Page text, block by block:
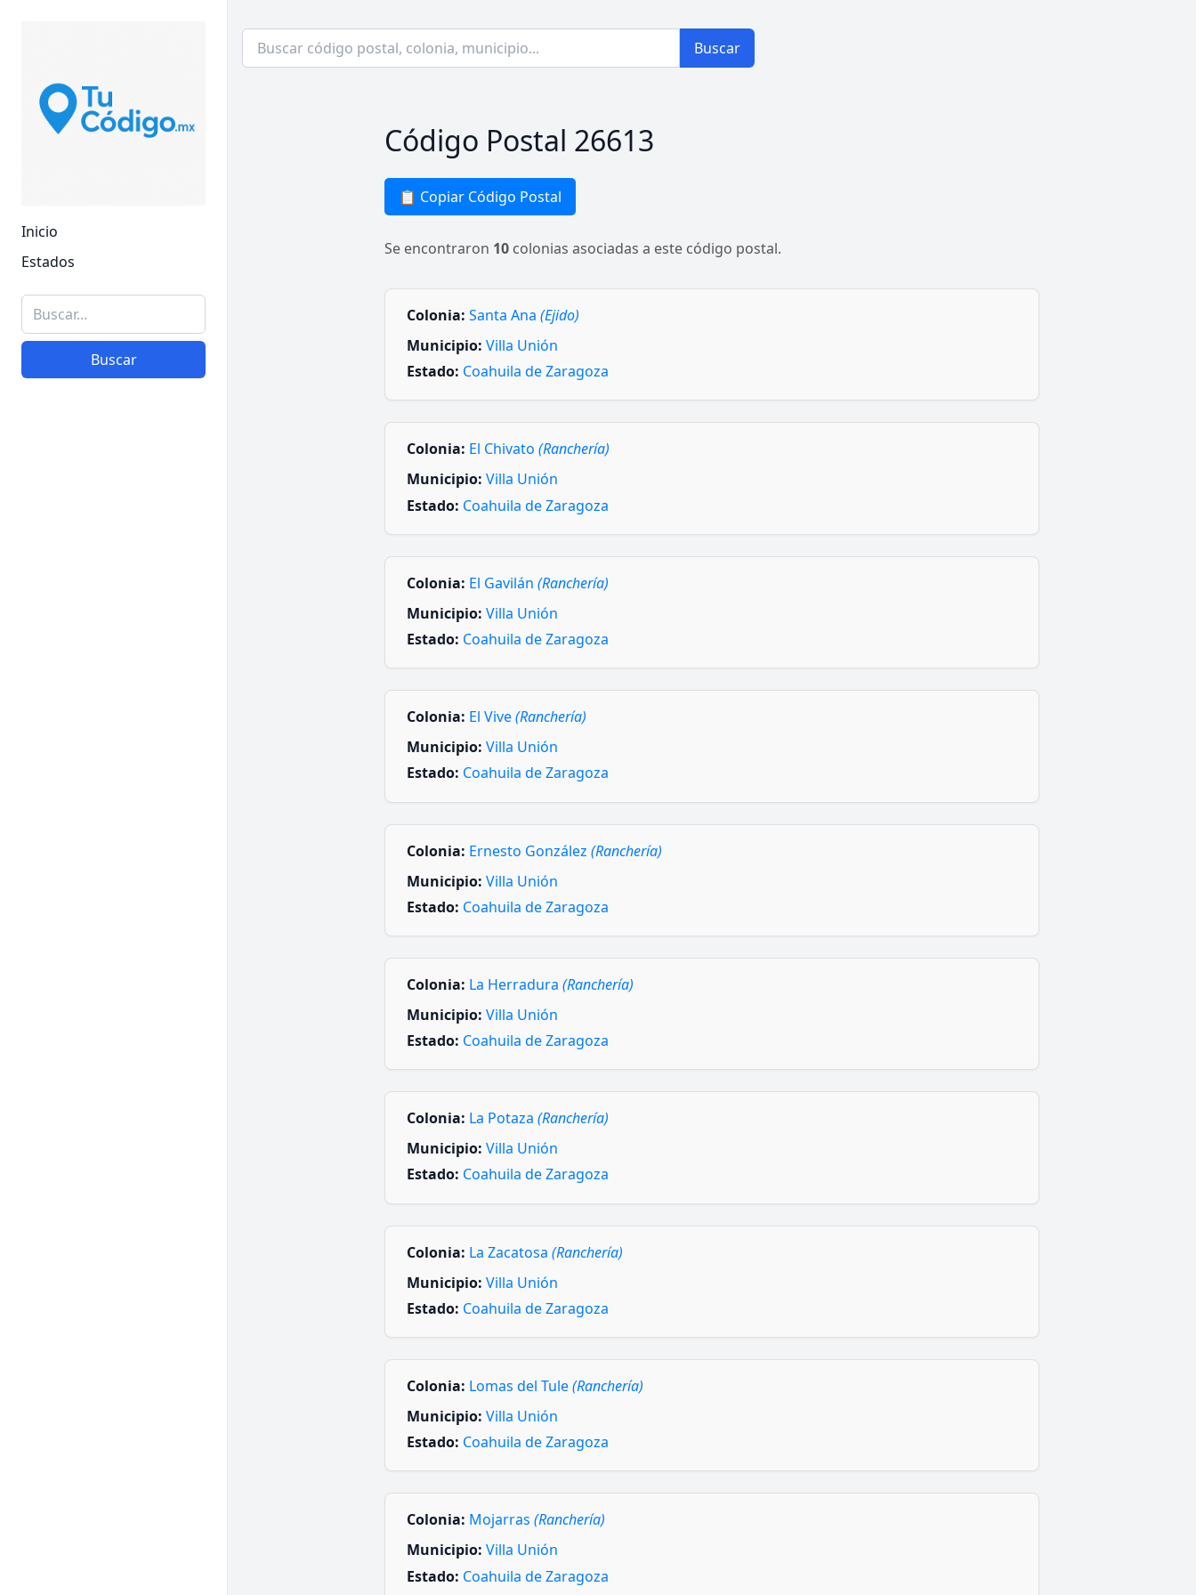
Inicio
Estados
Buscar
Buscar
Código Postal 26613
📋 Copiar Código Postal
Se encontraron 10 colonias asociadas a este código postal.
Colonia: Santa Ana (Ejido)
Municipio: Villa Unión
Estado: Coahuila de Zaragoza
Colonia: El Chivato (Ranchería)
Municipio: Villa Unión
Estado: Coahuila de Zaragoza
Colonia: El Gavilán (Ranchería)
Municipio: Villa Unión
Estado: Coahuila de Zaragoza
Colonia: El Vive(Ranchería)
Municipio: Villa Unión
Estado: Coahuila de Zaragoza
Colonia: Ernesto González (Ranchería)
Municipio: Villa Unión
Estado: Coahuila de Zaragoza
Colonia: La Herradura (Ranchería)
Municipio: Villa Unión
Estado: Coahuila de Zaragoza
Colonia: La Potaza (Ranchería)
Municipio: Villa Unión
Estado: Coahuila de Zaragoza
Colonia: La Zacatosa (Ranchería)
Municipio: Villa Unión
Estado: Coahuila de Zaragoza
Colonia: Lomas del Tule(Ranchería)
Municipio: Villa Unión
Estado: Coahuila de Zaragoza
Colonia: Mojarras (Ranchería)
Municipio: Villa Unión
Estado: Coahuila de Zaragoza